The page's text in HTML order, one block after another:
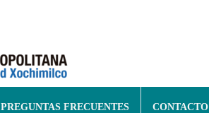
PREGUNTAS FRECUENTES CONTACTO